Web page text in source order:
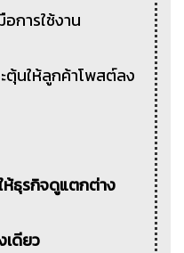
การใช้งาน
ตุ้นให้ลูกค้าโพสต์ลง
ธุรกิจดูแตกต่าง
ดียว